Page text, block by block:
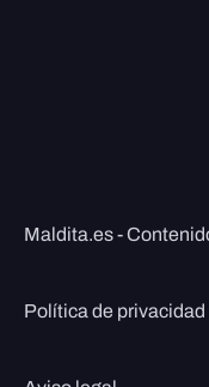
Maldita.es -
Política de privacidad